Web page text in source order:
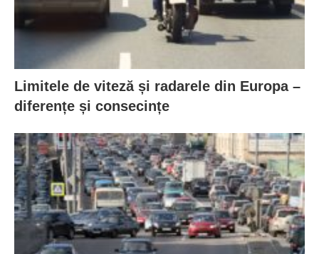
Limitele de viteză și radarele din Europa –
diferențe și consecințe